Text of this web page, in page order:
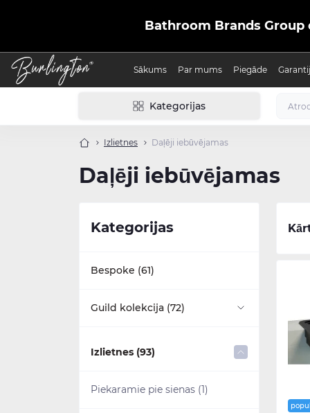
Bathroom Brands Group
Sākums Par mums Piegāde
Kategorijas
Izlietnes Daļēji iebūvējamas
Daļēji iebūvējamas
Kategorijas
Bespoke (61)
Guild kolekcija (72)
Aksesuāri (20)
Dušas komplekti (4)
Izlietnes (93)
Piekaramie pie sienas (1)